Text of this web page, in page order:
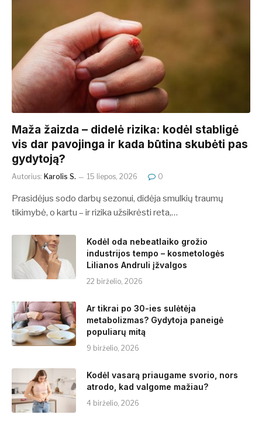
​​Maža žaizda – didelė rizika: kodėl stabligė
vis dar pavojinga ir kada būtina skubėti pas
gydytoją?
Autorius: Karolis S. 15 liepos, 2026 0
Prasidėjus sodo darbų sezonui, didėja smulkių traumų
tikimybė, o kartu – ir rizika užsikrėsti reta,…
Kodėl oda nebeatlaiko grožio
industrijos tempo – kosmetologės
Lilianos Andruli įžvalgos
22 birželio, 2026
Ar tikrai po 30-ies sulėtėja
metabolizmas? Gydytoja paneigė
populiarų mitą
9 birželio, 2026
Kodėl vasarą priaugame svorio, nors
atrodo, kad valgome mažiau?
4 birželio, 2026